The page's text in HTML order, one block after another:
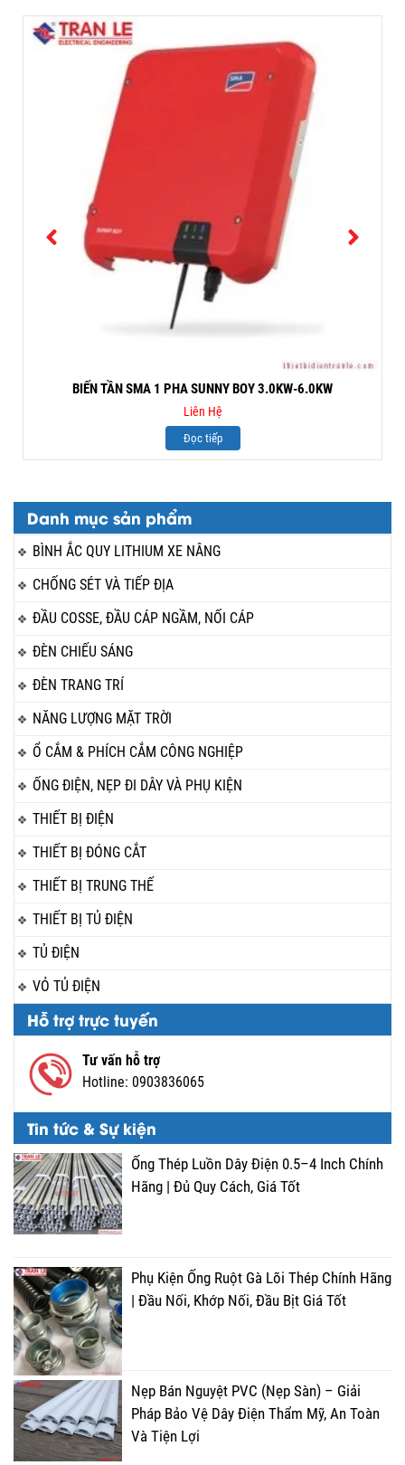
Danh mục sản phẩm
BÌNH ẮC QUY LITHIUM XE NÂNG
CHỐNG SÉT VÀ TIẾP ĐỊA
ĐẦU COSSE, ĐẦU CÁP NGẦM, NỐI CÁP
ĐÈN CHIẾU SÁNG
ĐÈN TRANG TRÍ
NĂNG LƯỢNG MẶT TRỜI
Ổ CẮM & PHÍCH CẮM CÔNG NGHIỆP
ỐNG ĐIỆN, NẸP ĐI DÂY VÀ PHỤ KIỆN
THIẾT BỊ ĐIỆN
THIẾT BỊ ĐÓNG CẮT
THIẾT BỊ TRUNG THẾ
THIẾT BỊ TỦ ĐIỆN
TỦ ĐIỆN
VỎ TỦ ĐIỆN
Hỗ trợ trực tuyến
Tư vấn hỗ trợ
Hotline: 0903836065
Tin tức & Sự kiện
Ống Thép Luồn Dây Điện 0.5–4 Inch Chính
Hãng | Đủ Quy Cách, Giá Tốt
Phụ Kiện Ống Ruột Gà Lõi Thép Chính Hãng
| Đầu Nối, Khớp Nối, Đầu Bịt Giá Tốt
Nẹp Bán Nguyệt PVC (Nẹp Sàn) – Giải
Pháp Bảo Vệ Dây Điện Thẩm Mỹ, An Toàn
Và Tiện Lợi
BIẾN TẦN SMA 1 PHA SUNNY BOY 3.0KW-6.0KW
Liên Hệ
Đọc tiếp